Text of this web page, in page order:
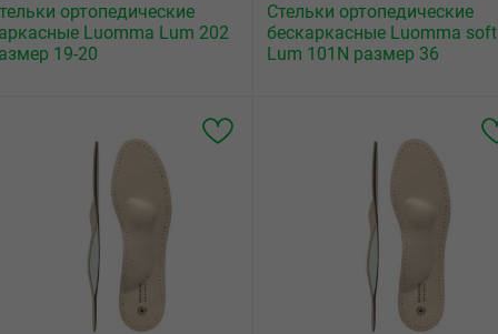
ортопедические
Luomma Lum 202
19-20
Стельки ортопедические
бескаркасные Luomma soft
Lum 101N размер 36